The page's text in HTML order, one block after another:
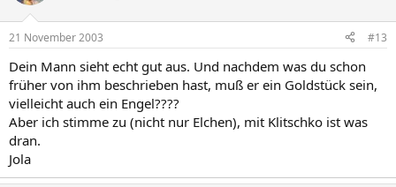
21 November 2003 #13
Dein Mann sieht echt gut aus. Und nachdem was du schon
früher von ihm beschrieben hast, muß er ein Goldstück sein,
vielleicht auch ein Engel????
Aber ich stimme zu (nicht nur Elchen), mit Klitschko ist was
dran.
Jola